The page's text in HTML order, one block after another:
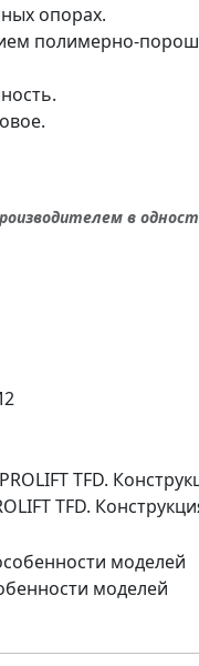
опорах.
полимерно-
в
TFD.
моделей